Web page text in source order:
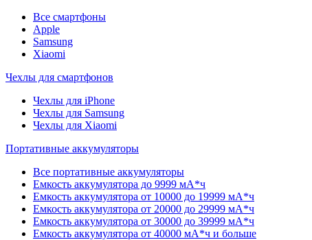
Все смартфоны
Apple
Samsung
Xiaomi
Чехлы для смартфонов
Чехлы для iPhone
Чехлы для Samsung
Чехлы для Xiaomi
Портативные аккумуляторы
Все портативные аккумуляторы
Емкость аккумулятора до 9999 мА*ч
Емкость аккумулятора от 10000 до 19999 мА*ч
Емкость аккумулятора от 20000 до 29999 мА*ч
Емкость аккумулятора от 30000 до 39999 мА*ч
Емкость аккумулятора от 40000 мА*ч и больше